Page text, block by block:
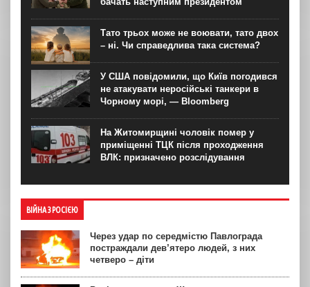
Тато трьох може не воювати, тато двох
– ні. Чи справедлива така система?
У США повідомили, що Київ погодився
не атакувати неросійські танкери в
Чорному морі, — Bloomberg
На Житомирщині чоловік помер у
приміщенні ТЦК після проходження
ВЛК: призначено розслідування
ВІЙНА З РОСІЄЮ
Через удар по середмістю Павлограда
постраждали дев’ятеро людей, з них
четверо – діти